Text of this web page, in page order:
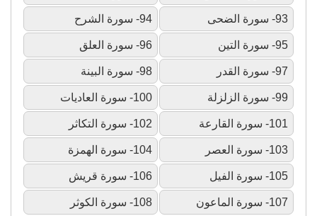
93- سورة الضحى 94- سورة الشرح
95- سورة التين 96- سورة العلق
97- سورة القدر 98- سورة البينة
99- سورة الزلزلة 100- سورة العاديات
101- سورة القارعة 102- سورة التكاثر
103- سورة العصر 104- سورة الهمزة
105- سورة الفيل 106- سورة قريش
107- سورة الماعون 108- سورة الكوثر